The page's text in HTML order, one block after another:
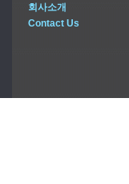
회사소개
Contact Us